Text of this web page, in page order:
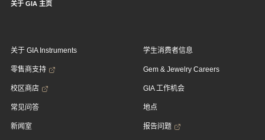
关于 GIA 主页
关于 GIA Instruments
零售商支持
校区商店
常见问答
新闻室
学生消费者信息
Gem & Jewelry Careers
GIA 工作机会
地点
报告问题